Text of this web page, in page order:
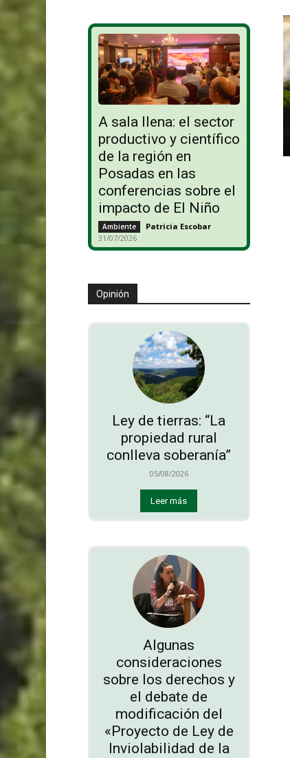
A sala llena: el sector
productivo y científico
de la región en
Posadas en las
conferencias sobre el
impacto de El Niño
Ambiente Patricia Escobar -
31/07/2026
Opinión
Ley de tierras: “La
propiedad rural
conlleva soberanía”
05/08/2026
Leer más
Algunas
consideraciones
sobre los derechos y
el debate de
modificación del
«Proyecto de Ley de
Inviolabilidad de la